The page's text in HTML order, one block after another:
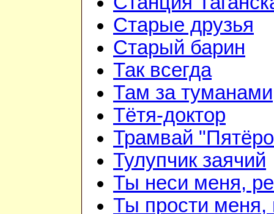
Старые друзья
Старый барин
Так всегда
Там за туманами
Тётя-доктор
Трамвай
Тулупчик заячий
Ты неси меня,
Ты прости